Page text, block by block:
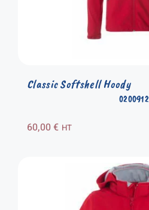
0200912
Classic Softshell Hoody
60,00€ HT